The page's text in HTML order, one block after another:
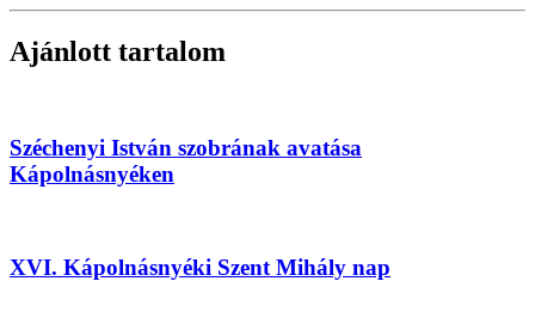
Ajánlott tartalom
Széchenyi István szobrának avatása
Kápolnásnyéken
XVI. Kápolnásnyéki Szent Mihály nap